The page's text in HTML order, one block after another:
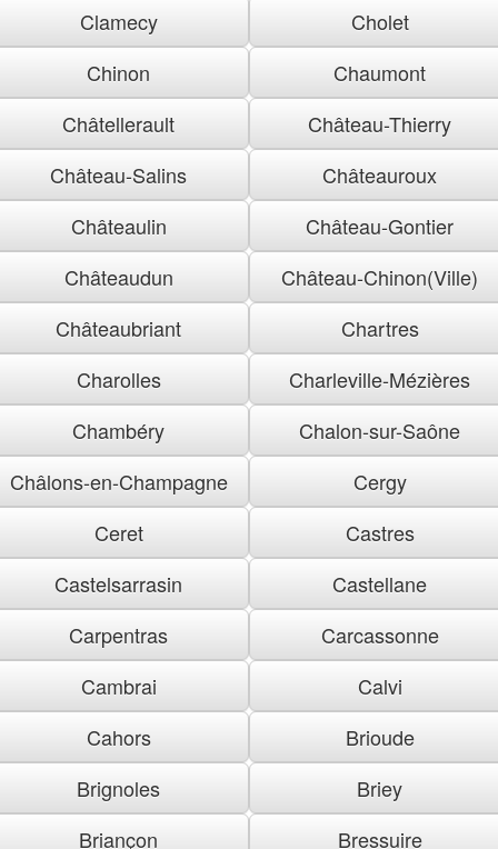
Clamecy
Cholet
Chinon
Chaumont
Châtellerault
Château-Thierry
Château-Salins
Châteauroux
Châteaulin
Château-Gontier
Châteaudun
Château-Chinon(Ville)
Châteaubriant
Chartres
Charolles
Charleville-Mézières
Chambéry
Chalon-sur-Saône
Châlons-en-Champagne
Cergy
Ceret
Castres
Castelsarrasin
Castellane
Carpentras
Carcassonne
Cambrai
Calvi
Cahors
Brioude
Brignoles
Briey
Briançon
Bressuire